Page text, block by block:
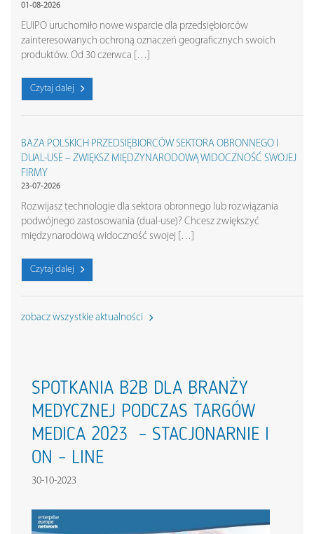
01-08-2026
EUIPO uruchomiło nowe wsparcie dla przedsiębiorców
zainteresowanych ochroną oznaczeń geograficznych swoich
produktów. Od 30 czerwca […]
Czytaj dalej
BAZA POLSKICH PRZEDSIĘBIORCÓW SEKTORA OBRONNEGO I
DUAL-USE – ZWIĘKSZ MIĘDZYNARODOWĄ WIDOCZNOŚĆ SWOJEJ
FIRMY
23-07-2026
Rozwijasz technologie dla sektora obronnego lub rozwiązania
podwójnego zastosowania (dual-use)? Chcesz zwiększyć
międzynarodową widoczność swojej […]
Czytaj dalej
zobacz wszystkie aktualności
SPOTKANIA B2B DLA BRANŻY
MEDYCZNEJ PODCZAS TARGÓW
MEDICA 2023 – STACJONARNIE I
ON – LINE
30-10-2023